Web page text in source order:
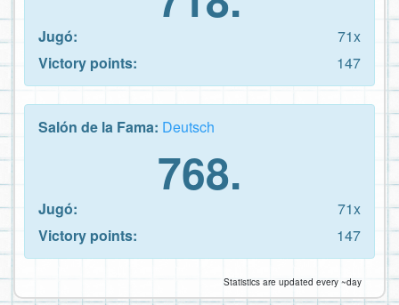
Jugó:
71x
Victory points:
147
Salón de la Fama: Deutsch
768.
Jugó:
71x
Victory points:
147
Statistics are updated every ~day